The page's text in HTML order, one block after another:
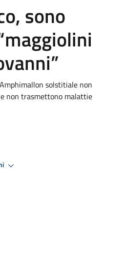
sono
solstitiale non
non trasmettono malattie